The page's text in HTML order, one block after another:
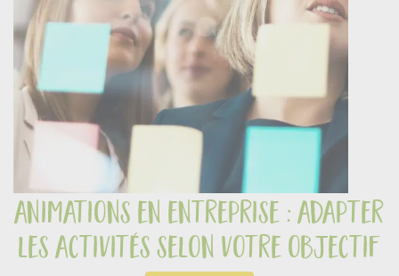
animations en entreprise : adapter
les activités selon votre objectif